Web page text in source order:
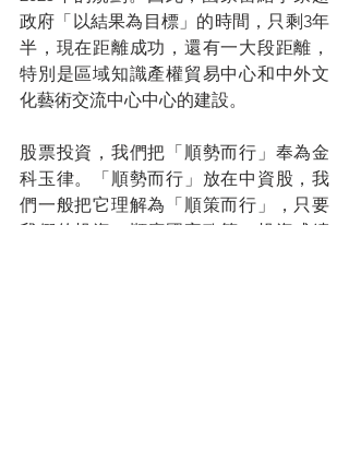
政府「以結果為目標」的時間，只剩3年
半，現在距離成功，還有一大段距離，
特別是區域知識產權貿易中心和中外文
化藝術交流中心中心的建設。
股票投資，我們把「順勢而行」奉為金
科玉律。「順勢而行」放在中資股，我
們一般把它理解為「順策而行」，只要
我們的投資，順應國家政策，投資成績